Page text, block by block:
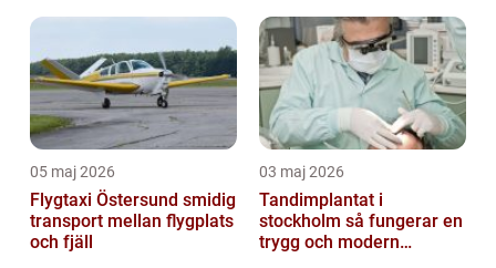
05 maj 2026
Flygtaxi Östersund smidig
transport mellan flygplats
och fjäll
03 maj 2026
Tandimplantat i
stockholm så fungerar en
trygg och modern